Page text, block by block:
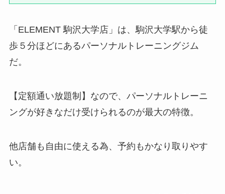
「ELEMENT 駒沢大学店」は、駒沢大学駅から徒
歩５分ほどにあるパーソナルトレーニングジム
だ。
【定額通い放題制】 なので、 パーソナルトレーニ
ングが好きなだけ受けられるのが最大の特徴。
他店舗も自由に使える為、予約もかなり取りやす
い。